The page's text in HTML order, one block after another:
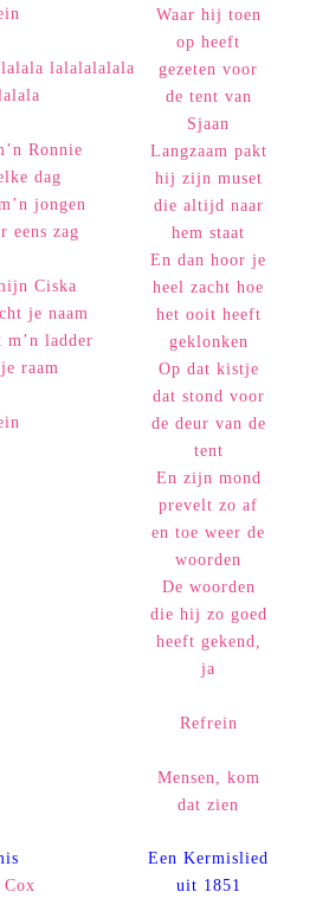
lalalalalala
Ronnie
dag
jongen
eens zag
Ciska
je naam
m’n ladder
raam
Waar hij toen
op heeft
gezeten voor
de tent van
Sjaan
Langzaam pakt
hij zijn muset
die altijd naar
hem staat
En dan hoor je
heel zacht hoe
het ooit heeft
geklonken
Op dat kistje
dat stond voor
de deur van de
tent
En zijn mond
prevelt zo af
en toe weer de
woorden
De woorden
die hij zo goed
heeft gekend,
ja
Refrein
Mensen, kom
dat zien
Cox
Een Kermislied
uit 1851